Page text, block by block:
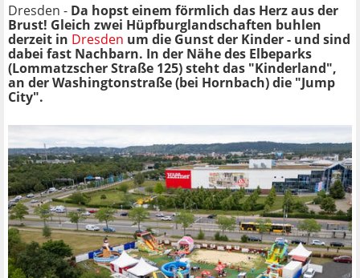
Dresden - Da hopst einem förmlich das Herz aus der
Brust! Gleich zwei Hüpfburglandschaften buhlen
derzeit in Dresden um die Gunst der Kinder - und sind
dabei fast Nachbarn. In der Nähe des Elbeparks
(Lommatzscher Straße 125) steht das "Kinderland",
an der Washingtonstraße (bei Hornbach) die "Jump
City".